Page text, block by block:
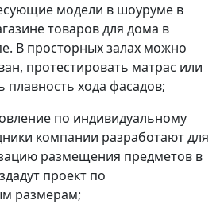
модели в шоуруме в
товаров для дома в
В просторных залах можно
протестировать матрас или
плавность хода фасадов;
по индивидуальному
компании разработают для
размещения предметов в
проект по
размерам;